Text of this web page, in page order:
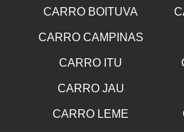
CARRO BOITUVA
CARRO CAMPINAS
CARRO ITU
CARRO JAU
CARRO LEME